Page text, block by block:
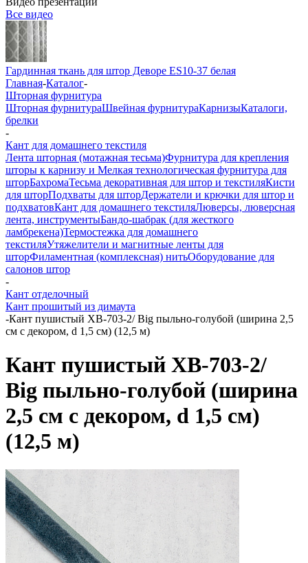
Все видео
Гардинная ткань для штор Деворе ES10-37 белая
Главная-Каталог-
Шторная фурнитура
Шторная фурнитураШвейная фурнитураКарнизыКаталоги,
брелки
-
Кант для домашнего текстиля
Лента шторная (мотажная тесьма)Фурнитура для крепления
шторы к карнизу и Мелкая технологическая фурнитура для
шторБахромаТесьма декоративная для штор и текстиляКисти
для шторПодхваты для шторДержатели и крючки для штор и
подхватовКант для домашнего текстиляЛюверсы, люверсная
лента, инструментыБандо-шабрак (для жесткого
ламбрекена)Термостежка для домашнего
текстиляУтяжелители и магнитные ленты для
шторФиламентная (комплексная) нитьОборудование для
салонов штор
-
Кант отделочный
Кант прошитый из димаута
-Кант пушистый XB-703-2/ Big пыльно-голубой (ширина 2,5
см с декором, d 1,5 см) (12,5 м)
Кант пушистый XB-703-2/
Big пыльно-голубой (ширина
2,5 см с декором, d 1,5 см)
(12,5 м)